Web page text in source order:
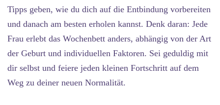
Tipps geben, wie du dich auf die Entbindung vorbereiten
und danach am besten erholen kannst. Denk daran: Jede
Frau erlebt das Wochenbett anders, abhängig von der Art
der Geburt und individuellen Faktoren. Sei geduldig mit
dir selbst und feiere jeden kleinen Fortschritt auf dem
Weg zu deiner neuen Normalität.